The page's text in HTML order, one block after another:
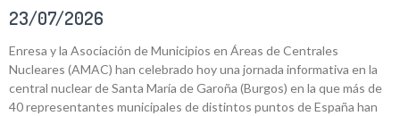
23/07/2026
Enresa y la Asociación de Municipios en Áreas de Centrales
Nucleares (AMAC) han celebrado hoy una jornada informativa en la
central nuclear de Santa María de Garoña (Burgos) en la que más de
40 representantes municipales de distintos puntos de España han